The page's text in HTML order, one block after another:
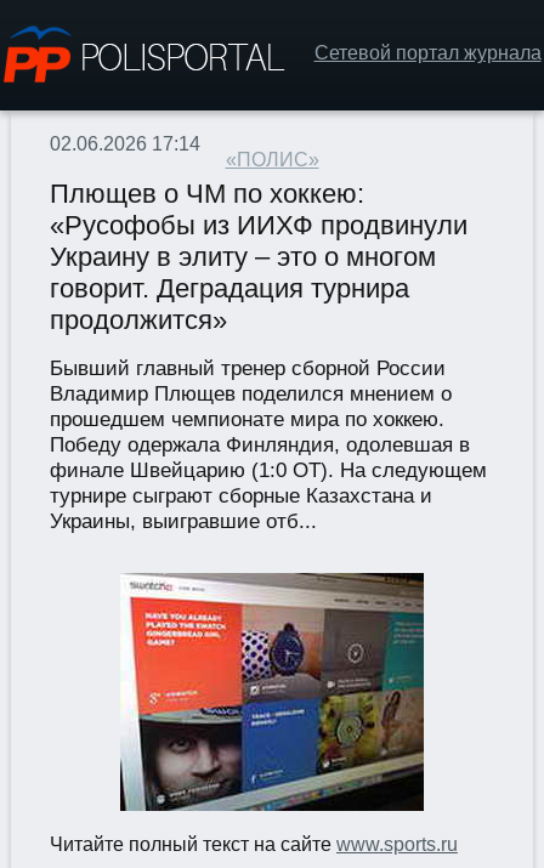
Сетевой портал журнала
«ПОЛИС»
02.06.2026 17:14
Плющев о ЧМ по хоккею:
«Русофобы из ИИХФ продвинули
Украину в элиту – это о многом
говорит. Деградация турнира
продолжится»
Бывший главный тренер сборной России
Владимир Плющев поделился мнением о
прошедшем чемпионате мира по хоккею.
Победу одержала Финляндия, одолевшая в
финале Швейцарию (1:0 ОТ). На следующем
турнире сыграют сборные Казахстана и
Украины, выигравшие отб...
Читайте полный текст на сайте www.sports.ru